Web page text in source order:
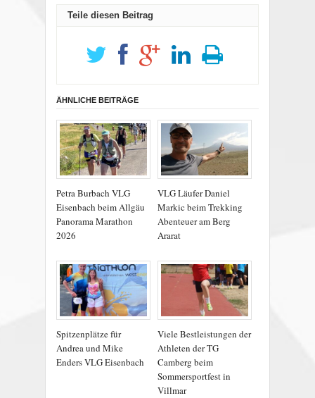
Teile diesen Beitrag
ÄHNLICHE BEITRÄGE
Petra Burbach VLG
Eisenbach beim Allgäu
Panorama Marathon
2026
VLG Läufer Daniel
Markic beim Trekking
Abenteuer am Berg
Ararat
Spitzenplätze für
Andrea und Mike
Enders VLG Eisenbach
Viele Bestleistungen der
Athleten der TG
Camberg beim
Sommersportfest in
Villmar